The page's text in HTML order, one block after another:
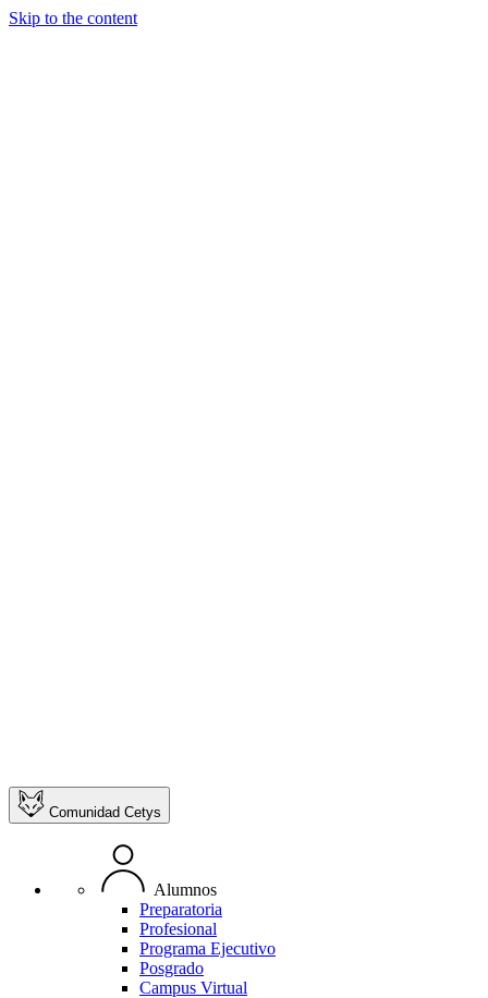
Skip to the content
Comunidad Cetys
Alumnos
Preparatoria
Profesional
Programa Ejecutivo
Posgrado
Campus Virtual